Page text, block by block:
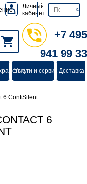
Личный
кабинет
+7 495
941 99 33
Услуги и сервисДоставка
6 ContiSilent
6